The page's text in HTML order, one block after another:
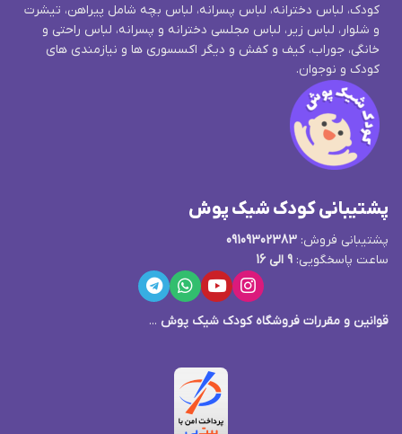
کودک، لباس دخترانه، لباس پسرانه، لباس بچه شامل پیراهن، تیشرت
و شلوار، لباس زیر، لباس مجلسی دخترانه و پسرانه، لباس راحتی و
خانگی، جوراب، کیف و کفش و دیگر اکسسوری ها و نیازمندی های
کودک و نوجوان.
پشتیبانی کودک شیک پوش
پشتیبانی فروش: 09109302383
ساعت پاسخگویی: 9 الی 16
قوانین و مقررات فروشگاه کودک شیک پوش ...